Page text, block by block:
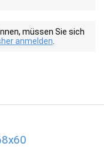
müssen Sie sich
anmelden